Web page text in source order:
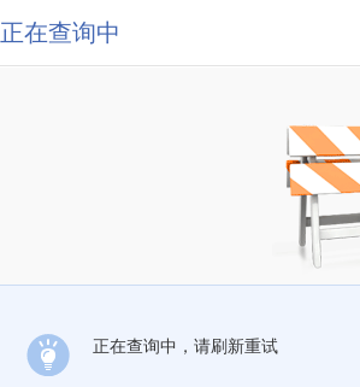
正在查询中
正在查询中，请刷新重试